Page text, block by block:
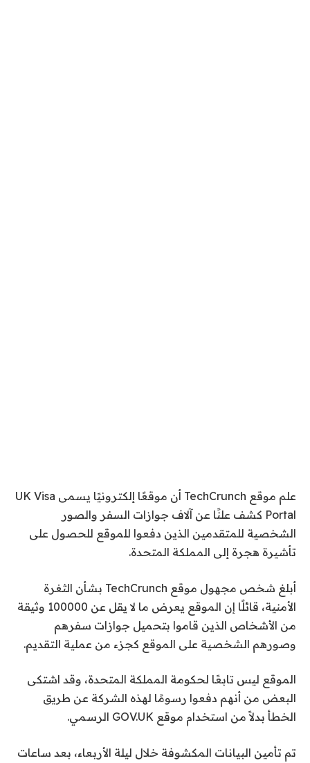
علم موقع TechCrunch أن موقعًا إلكترونيًا يسمى UK Visa
Portal كشف علنًا عن آلاف جوازات السفر والصور
الشخصية للمتقدمين الذين دفعوا للموقع للحصول على
تأشيرة هجرة إلى المملكة المتحدة.
أبلغ شخص مجهول موقع TechCrunch بشأن الثغرة
الأمنية، قائلًا إن الموقع يعرض ما لا يقل عن 100000 وثيقة
من الأشخاص الذين قاموا بتحميل جوازات سفرهم
وصورهم الشخصية على الموقع كجزء من عملية التقديم.
الموقع ليس تابعًا لحكومة المملكة المتحدة، وقد اشتكى
البعض من أنهم دفعوا رسومًا لهذه الشركة عن طريق
الخطأ بدلاً من استخدام موقع GOV.UK الرسمي.
تم تأمين البيانات المكشوفة خلال ليلة الأربعاء، بعد ساعات